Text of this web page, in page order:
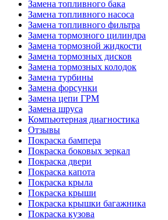
Замена топливного бака
Замена топливного насоса
Замена топливного фильтра
Замена тормозного цилиндра
Замена тормозной жидкости
Замена тормозных дисков
Замена тормозных колодок
Замена турбины
Замена форсунки
Замена цепи ГРМ
Замена шруса
Компьютерная диагностика
Отзывы
Покраска бампера
Покраска боковых зеркал
Покраска двери
Покраска капота
Покраска крыла
Покраска крыши
Покраска крышки багажника
Покраска кузова